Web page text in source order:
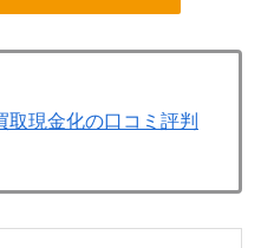
現金化の口コミ評判